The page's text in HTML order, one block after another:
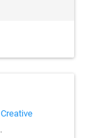
Creative
.